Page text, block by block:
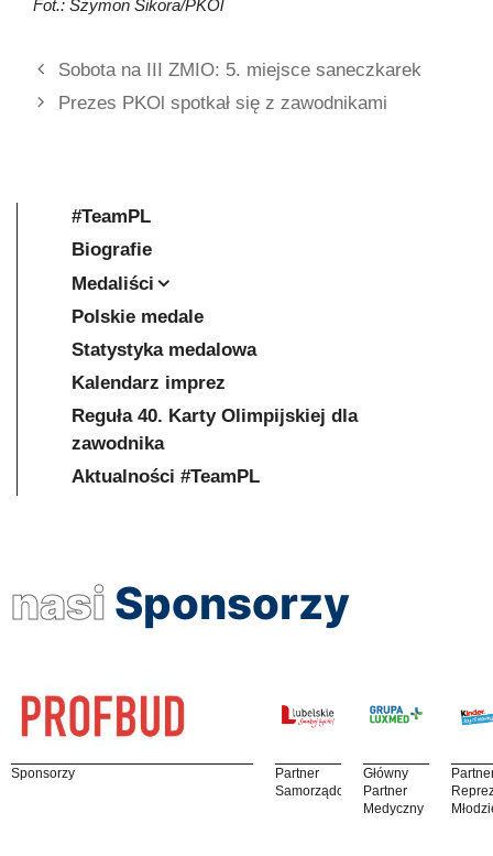
Fot.: Szymon Sikora/PKOl
Sobota na III ZMIO: 5. miejsce saneczkarek
Prezes PKOl spotkał się z zawodnikami
#TeamPL
Biografie
Medaliści
Polskie medale
Statystyka medalowa
Kalendarz imprez
Reguła 40. Karty Olimpijskiej dla
zawodnika
Aktualności #TeamPL
nasi Sponsorzy
Sponsorzy
Partner
Samorządowy
Główny
Partner
Medyczny